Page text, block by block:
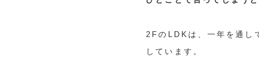
2FのLDKは、一年を通し
しています。